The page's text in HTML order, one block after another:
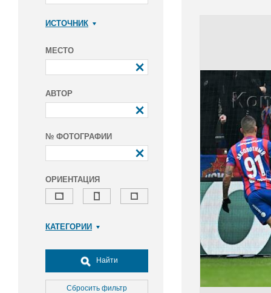
ИСТОЧНИК
МЕСТО
АВТОР
№ ФОТОГРАФИИ
ОРИЕНТАЦИЯ
КАТЕГОРИИ
Досуг, туризм и отдых
Культура
Медицина
Найти
Сбросить фильтр